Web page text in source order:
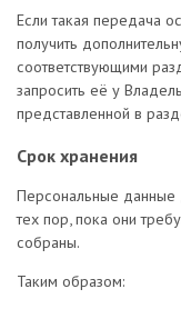
Если такая передача
получить
соответствующими
запросить её у
представленной в
Срок хранения
Персональные данные
тех пор, пока они
собраны.
Таким образом: